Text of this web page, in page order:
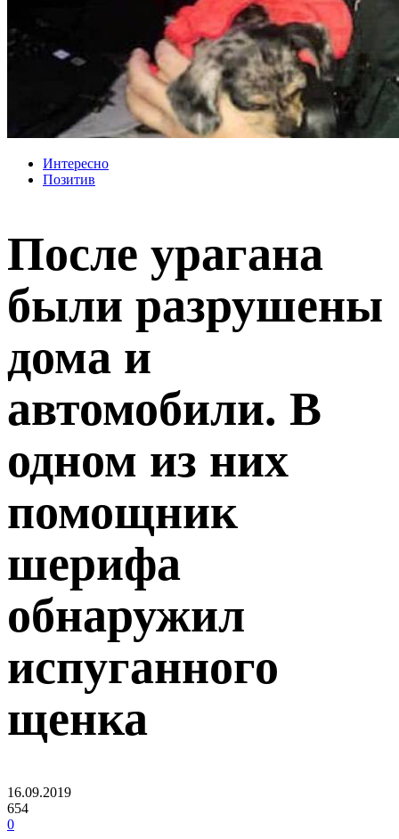
Интересно
Позитив
После урагана
были разрушены
дома и
автомобили. В
одном из них
помощник
шерифа
обнаружил
испуганного
щенка
16.09.2019
654
0